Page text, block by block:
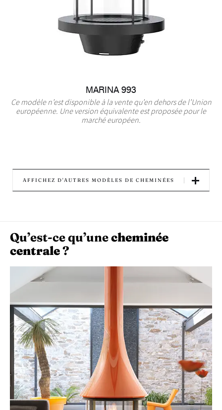
MARINA 993
Ce modèle n’est disponible à la vente qu’en dehors de l’Union
européenne. Une version équivalente est proposée pour le
marché européen.
AFFICHEZ D'AUTRES MODÈLES DE CHEMINÉES
Qu’est-ce qu’unecheminée
centrale?